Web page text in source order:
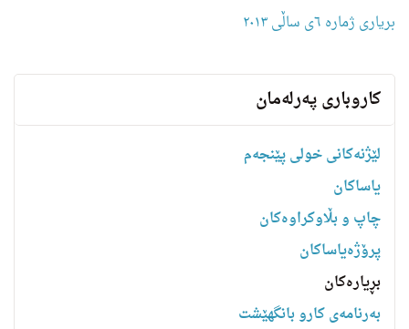
بریاری ژمارە ٦ی ساڵی ٢٠١٣
کاروباری پەرلەمان
لێژنەکانی خولی پێنجەم
یاساكان
چاپ و بڵاوکراوەکان
پرۆژەیاساکان
بڕیارەکان
به‌رنامه‌ى كارو بانگهێشت